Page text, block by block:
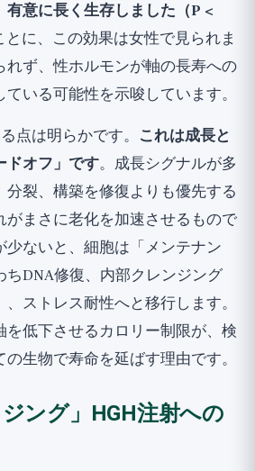
意に長く生存しました（P <
とに、この効果は女性で見られま
れず、性ホルモンが軸の長寿への
いる可能性を示唆しています。
点は明らかです。 これは成長と
ドオフ」です。成長シグナルが多
分裂、構築を修復よりも優先する
がまさに老化を加速させるもので
少ないと、細胞は「メンテナン
ちDNA修復、内部クレンジング
、ストレス耐性へと移行します。
を低下させるカロリー制限が、検
生物で寿命を延ばす理由です。
ング」HGH注射への